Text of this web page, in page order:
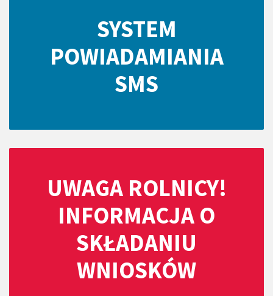
SYSTEM
POWIADAMIANIA
SMS
UWAGA ROLNICY!
INFORMACJA O
SKŁADANIU
WNIOSKÓW